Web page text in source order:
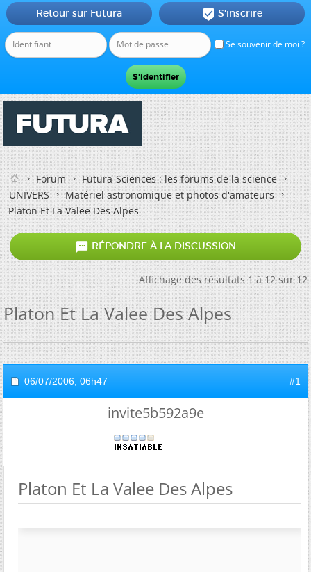
Se souvenir de moi ?
Retour sur Futura  S'inscrire
Forum
Futura-Sciences : les forums de la science
UNIVERS
Matériel astronomique et photos d'amateurs
Platon Et La Valee Des Alpes
 RÉPONDRE À LA DISCUSSION
Affichage des résultats 1 à 12 sur 12
Platon Et La Valee Des Alpes
06/07/2006, 06h47 #1
invite5b592a9e
Platon Et La Valee Des Alpes